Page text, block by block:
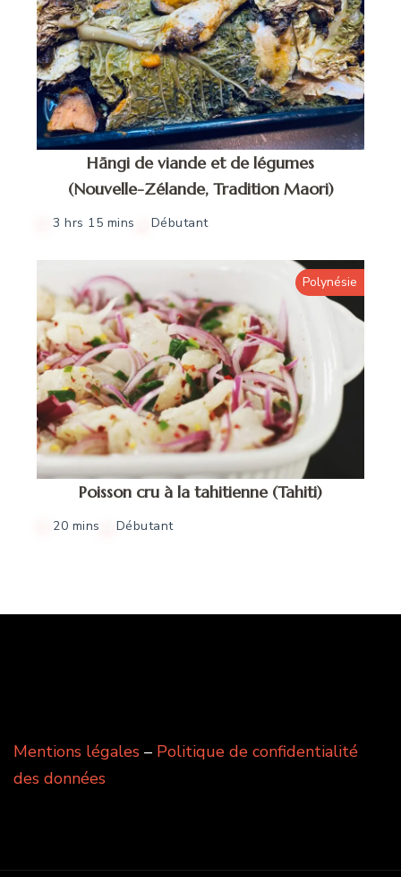
Hāngi de viande et de légumes
(Nouvelle-Zélande, Tradition Maori)
3 hrs 15 mins Débutant
Polynésie
Poisson cru à la tahitienne (Tahiti)
20 mins Débutant
Mentions légales – Politique de confidentialité
des données